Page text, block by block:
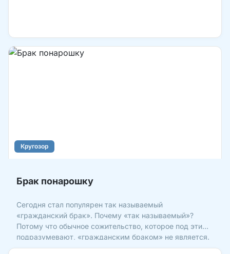
Кругозор
Брак понарошку
Сегодня стал популярен так называемый
«гражданский брак». Почему «так называемый»?
Потому что обычное сожительство, которое под этим
подразумевают, «гражданским браком» не является.
По понятиям Откуда взялось понятие «гражданский